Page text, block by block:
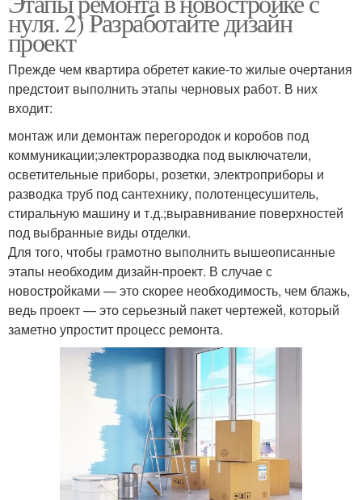
нуля. 2) Разработайте дизайн
проект
Прежде чем квартира обретет какие-то жилые очертания
предстоит выполнить этапы черновых работ. В них
входит:
монтаж или демонтаж перегородок и коробов под
коммуникации;электроразводка под выключатели,
осветительные приборы, розетки, электроприборы и
разводка труб под сантехнику, полотенцесушитель,
стиральную машину и т.д.;выравнивание поверхностей
под выбранные виды отделки.
Для того, чтобы грамотно выполнить вышеописанные
этапы необходим дизайн-проект. В случае с
новостройками — это скорее необходимость, чем блажь,
ведь проект — это серьезный пакет чертежей, который
заметно упростит процесс ремонта.